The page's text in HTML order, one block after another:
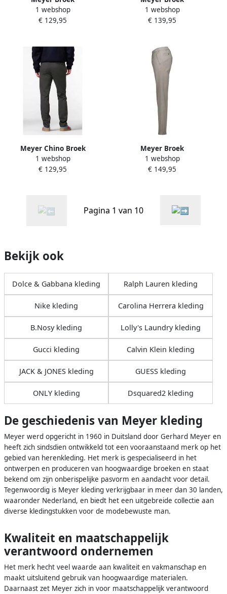
1 webshop
€ 129,95
1 webshop
€ 139,95
Meyer Chino Broek
4069079026737
1 webshop
€ 129,95
Meyer Broek
4069079379918
1 webshop
€ 149,95
Pagina 1 van 10
Bekijk ook
Dolce & Gabbana kleding Ralph Lauren kleding
Nike kleding Carolina Herrera kleding
B.Nosy kleding Lolly's Laundry kleding
Gucci kleding Calvin Klein kleding
JACK & JONES kleding GUESS kleding
ONLY kleding Dsquared2 kleding
De geschiedenis van Meyer kleding
Meyer werd opgericht in 1960 in Duitsland door Gerhard Meyer en
heeft zich sindsdien ontwikkeld tot een vooraanstaand merk op het
gebied van herenkleding. Het merk is gespecialiseerd in het
ontwerpen en produceren van hoogwaardige broeken en staat
bekend om zijn onberispelijke pasvorm en aandacht voor detail.
Tegenwoordig is Meyer kleding verkrijgbaar in meer dan 30 landen,
waaronder Nederland, en biedt het een uitgebreide collectie aan
diverse kledingstukken voor de modebewuste man.
Kwaliteit en maatschappelijk
verantwoord ondernemen
Het merk hecht veel waarde aan kwaliteit en vakmanschap en
maakt uitsluitend gebruik van hoogwaardige materialen.
Daarnaast zet Meyer zich in voor maatschappelijk verantwoord